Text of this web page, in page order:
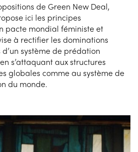
de Green New Deal,
ici les principes
pacte mondial féministe et
à rectifier les dominations
système de prédation
s’attaquant aux structures
globales comme au système de
du monde.